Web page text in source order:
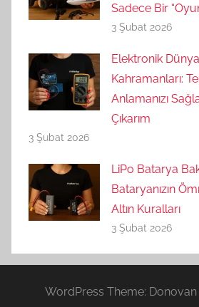
Sadece Bir
3 Şubat 2026
Elektronik
Kahramanları:
Anlamanızı
Çıkarım
3 Şubat 2026
LiPo Batarya
Bataryanızın
Altın Kuralları
3 Şubat 2026
WordPress Theme: